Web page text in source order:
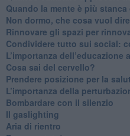
​Quando la mente è più
Non dormo, che cosa vuol
​Rinnovare gli spazi per
​Condividere tutto sui social:
​L’importanza dell’educazione
​Cosa sai del cervello?
Prendere posizione per la
L’importanza della
​Bombardare con il silenzio
Il gaslighting
Aria di rientro